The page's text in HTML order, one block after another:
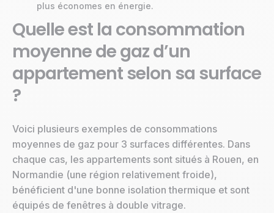
plus économes en énergie.
Quelle est la consommation
moyenne de gaz d’un
appartement selon sa surface
?
Voici plusieurs exemples de consommations
moyennes de gaz pour 3 surfaces différentes. Dans
chaque cas, les appartements sont situés à Rouen, en
Normandie (une région relativement froide),
bénéficient d'une bonne isolation thermique et sont
équipés de fenêtres à double vitrage.